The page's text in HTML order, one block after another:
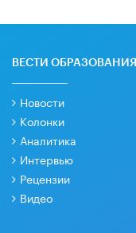
ВЕСТИ ОБРАЗОВАНИЯ
Новости
Колонки
Аналитика
Интервью
Рецензии
Видео